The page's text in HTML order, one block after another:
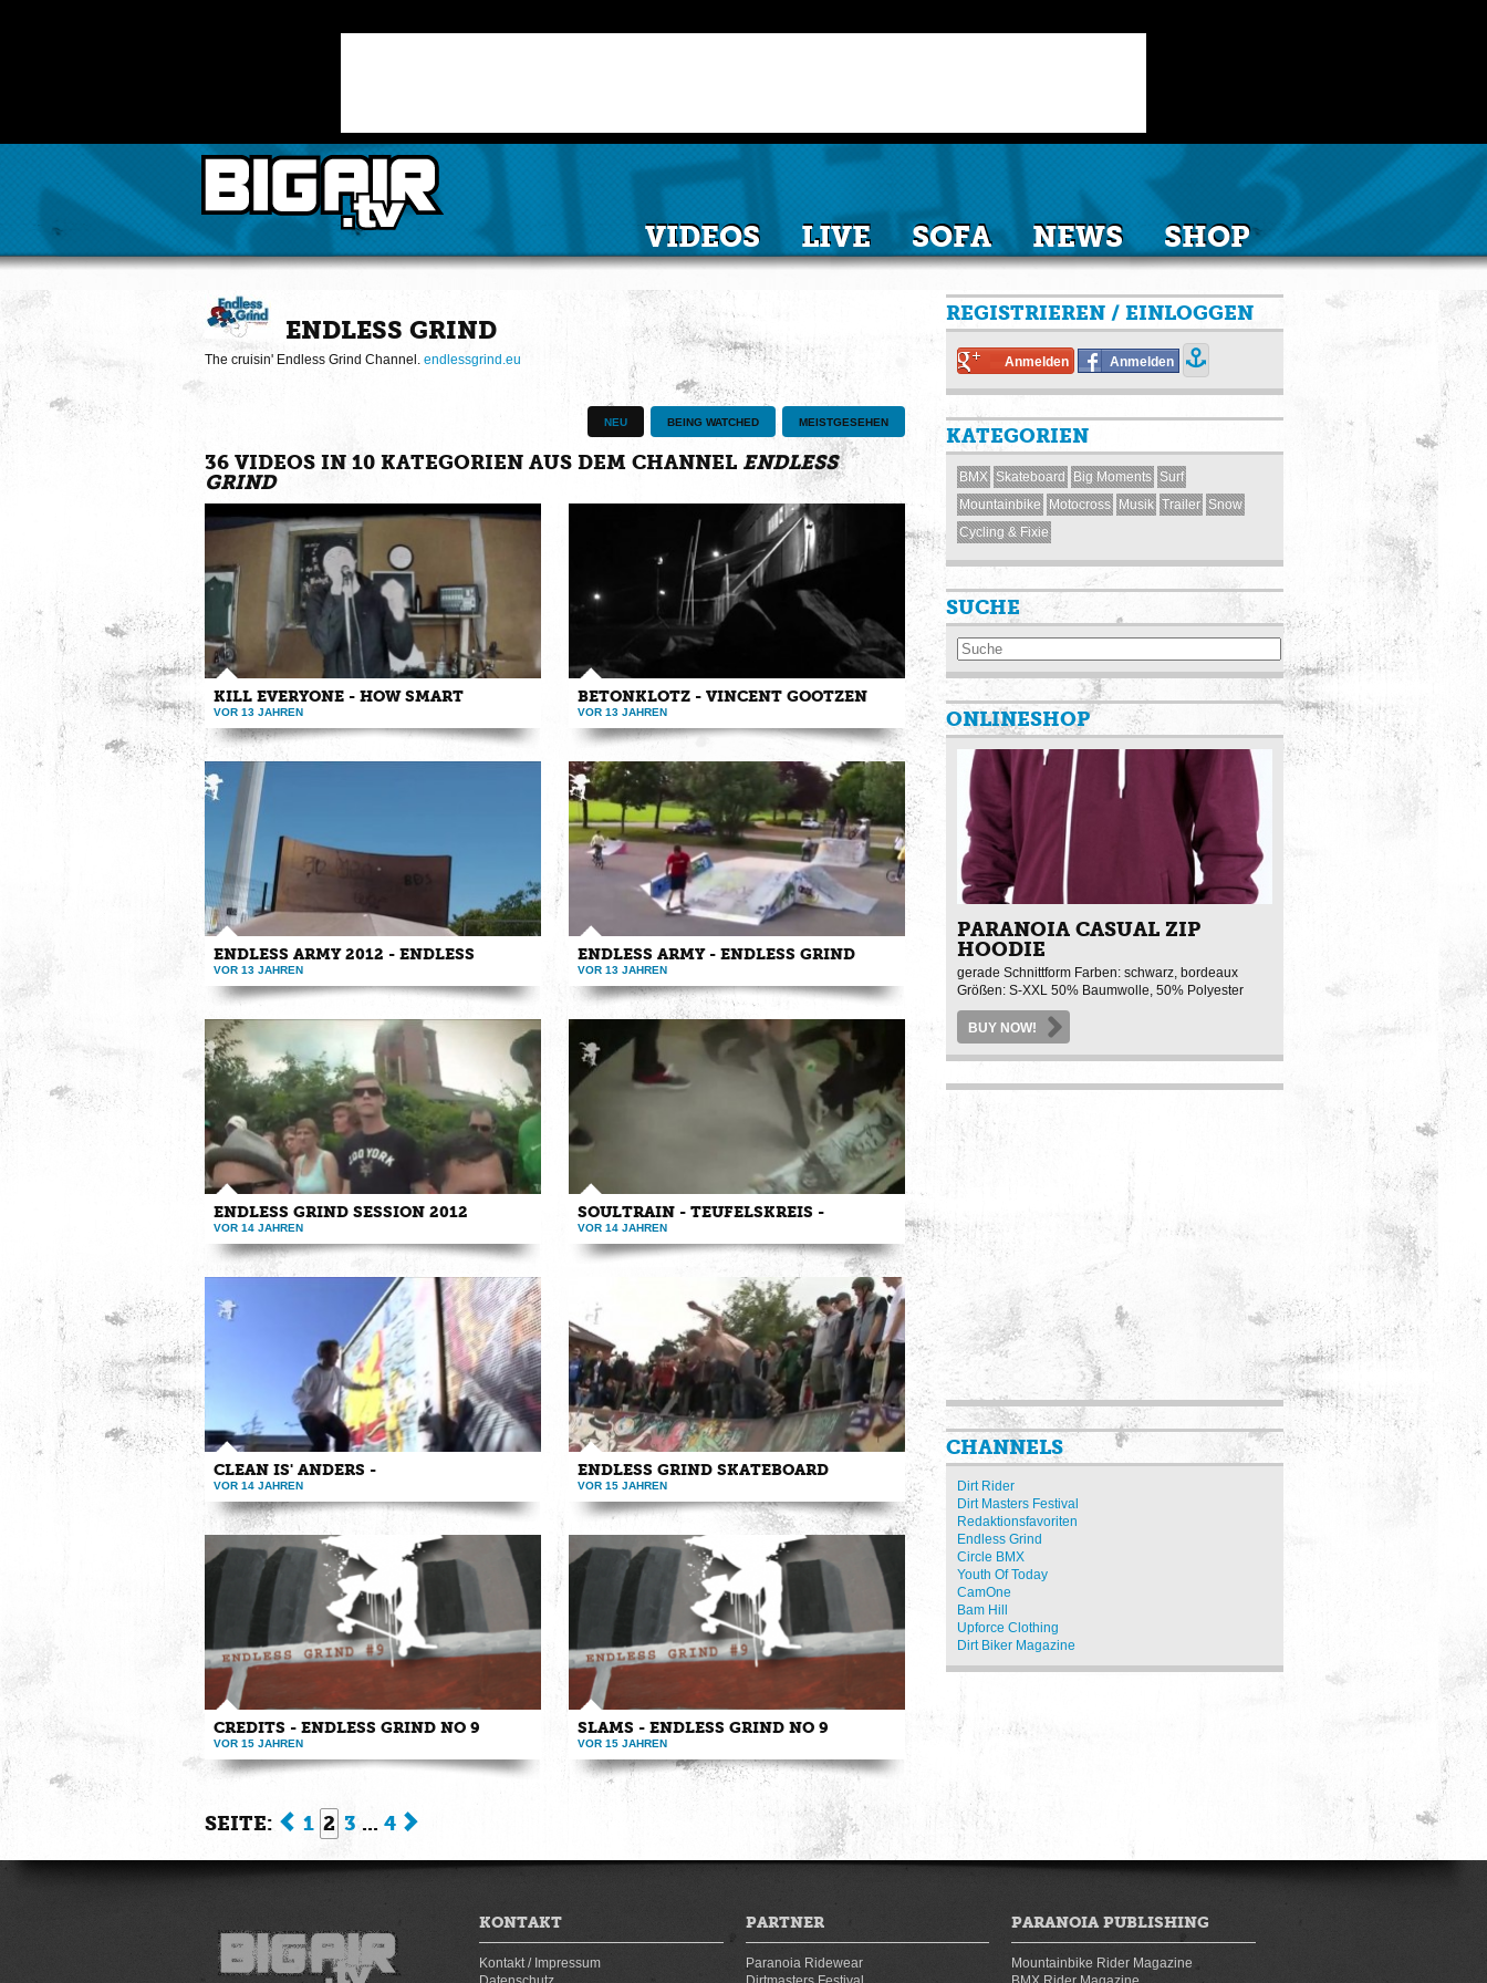
VIDEOS LIVE SOFA NEWS SHOP
ENDLESS GRIND
The cruisin' Endless Grind Channel. endlessgrind.eu
NEU BEING WATCHED MEISTGESEHEN
36 VIDEOS IN 10 KATEGORIEN AUS DEM CHANNEL ENDLESS
GRIND
KILL EVERYONE - HOW SMART
VOR 13 JAHREN
Musikvideo zum Bonustrack "how smart that i hate
you" ...
BETONKLOTZ - VINCENT GOOTZEN
VOR 13 JAHREN
endlessgrind.eu vincentgootzen.com
ENDLESS ARMY 2012 - ENDLESS
VOR 13 JAHREN
Hier seht ihr den Endless Grind Teamclip 2012. Mehr
ENDLESS ARMY - ENDLESS GRIND
VOR 13 JAHREN
www.endlessgrind.eu Here is the clip of the endless
grind team. Some get ...
ENDLESS GRIND SESSION 2012
VOR 14 JAHREN
http://www.endlessgrind.eu Here you see the clip of
the Endless Grind ...
SOULTRAIN - TEUFELSKREIS -
VOR 14 JAHREN
Check endlessgrind.eu The Soultrain-Teufelskreis
happened at Ulenberg ...
CLEAN IS' ANDERS -
VOR 14 JAHREN
Check www.endlessgrind.eu One afternoon on Oct.
the 15th at the ...
ENDLESS GRIND SKATEBOARD
VOR 15 JAHREN
http://www.endlessgrind.eu Hier ein kleiner Clip von
CREDITS - ENDLESS GRIND NO 9
VOR 15 JAHREN
Das ist der Abspann der neunten DVD des Endless
SLAMS - ENDLESS GRIND NO 9
VOR 15 JAHREN
Das ist der Slam-Part aus der neunten DVD des
Endless Grind Skatepunk Video ...
SEITE: 1 2 3 ... 4
REGISTRIEREN / EINLOGGEN
Anmelden Anmelden
KATEGORIEN
BMX Skateboard Big Moments Surf
Mountainbike Motocross Musik Trailer Snow
Cycling & Fixie
SUCHE
ONLINESHOP
PARANOIA CASUAL ZIP
HOODIE
gerade Schnittform Farben: schwarz, bordeaux
Größen: S-XXL 50% Baumwolle, 50% Polyester
BUY NOW!
CHANNELS
Dirt Rider
Dirt Masters Festival
Redaktionsfavoriten
Endless Grind
Circle BMX
Youth Of Today
CamOne
Bam Hill
Upforce Clothing
Dirt Biker Magazine
KONTAKT
Kontakt / Impressum
PARTNER
Paranoia Ridewear
PARANOIA PUBLISHING
Mountainbike Rider Magazine